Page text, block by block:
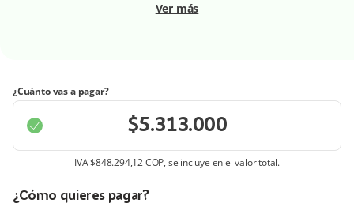
Ver más
¿Cuánto vas a pagar?
IVA$848.294,12 COP, se incluye en el valor total.
¿Cómo quieres pagar?